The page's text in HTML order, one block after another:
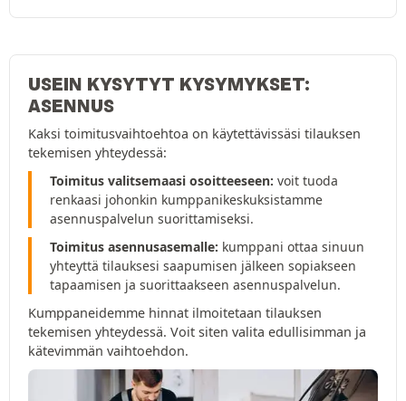
USEIN KYSYTYT KYSYMYKSET:
ASENNUS
Kaksi toimitusvaihtoehtoa on käytettävissäsi tilauksen
tekemisen yhteydessä:
Toimitus valitsemaasi osoitteeseen: voit tuoda
renkaasi johonkin kumppanikeskuksistamme
asennuspalvelun suorittamiseksi.
Toimitus asennusasemalle: kumppani ottaa sinuun
yhteyttä tilauksesi saapumisen jälkeen sopiakseen
tapaamisen ja suorittaakseen asennuspalvelun.
Kumppaneidemme hinnat ilmoitetaan tilauksen
tekemisen yhteydessä. Voit siten valita edullisimman ja
kätevimmän vaihtoehdon.